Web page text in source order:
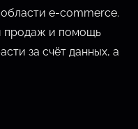
e-commerce.
продаж и помощь
за счёт данных, а